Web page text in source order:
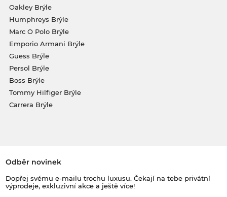
Oakley Brýle
Humphreys Brýle
Marc O Polo Brýle
Emporio Armani Brýle
Guess Brýle
Persol Brýle
Boss Brýle
Tommy Hilfiger Brýle
Carrera Brýle
Odběr novinek
Dopřej svému e-mailu trochu luxusu. Čekají na tebe privátní
výprodeje, exkluzivní akce a ještě více!